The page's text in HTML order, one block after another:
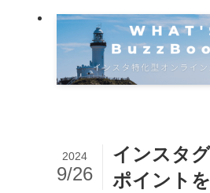
インスタ
ポイント
2024
9/26